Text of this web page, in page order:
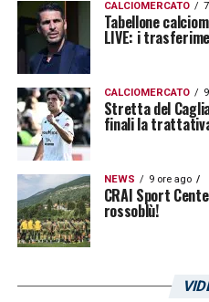
pirotecnico per l’
contro il Torino: Costa
del Cagliari. Prossimo
per domenica 5
Juventus. L’
Under 14
i tre punti contro la
risultato maturato
doppietta di Sanna.
LA PLAYLIST DELLE
CALCIOMERCATO
Tabellone
LIVE: i
CALCIOMERCATO
Stretta del
finali la
NEWS 9 ore ago
CRAI Sport
rossoblù!